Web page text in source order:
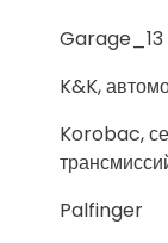
Garage_13
K&K,
Korobac,
Palfinger